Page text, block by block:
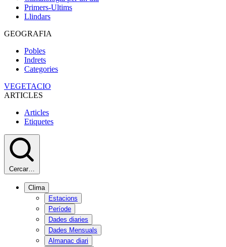
Primers-Ultims
Llindars
GEOGRAFIA
Pobles
Indrets
Categories
VEGETACIO
ARTICLES
Articles
Etiquetes
Cercar…
Clima
Estacions
Període
Dades diaries
Dades Mensuals
Almanac diari